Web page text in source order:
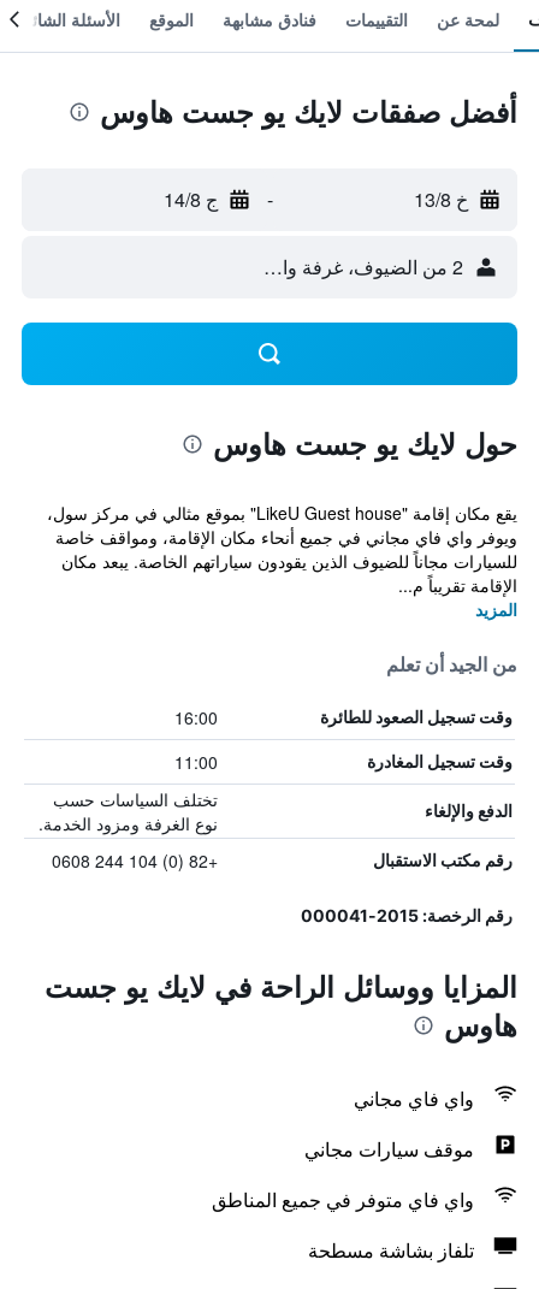
لمحة عن التقييمات فنادق مشابهة الموقع الأسئلة الشائعة
أفضل صفقات لايك يو جست هاوس
خ 13/8 - ج 14/8
2 من الضيوف، غرفة واحدة
حول لايك يو جست هاوس
يقع مكان إقامة "LikeU Guest house" بموقع مثالي في مركز سول،
ويوفر واي فاي مجاني في جميع أنحاء مكان الإقامة، ومواقف خاصة
للسيارات مجاناً للضيوف الذين يقودون سياراتهم الخاصة. يبعد مكان
الإقامة تقريباً م...
المزيد
من الجيد أن تعلم
وقت تسجيل الصعود للطائرة 16:00
وقت تسجيل المغادرة 11:00
الدفع والإلغاء
تختلف السياسات حسب
نوع الغرفة ومزود الخدمة.
رقم مكتب الاستقبال +82 (0) 104 244 0608
رقم الرخصة: 2015-000041
المزايا ووسائل الراحة في لايك يو جست
هاوس
واي فاي مجاني
موقف سيارات مجاني
واي فاي متوفر في جميع المناطق
تلفاز بشاشة مسطحة